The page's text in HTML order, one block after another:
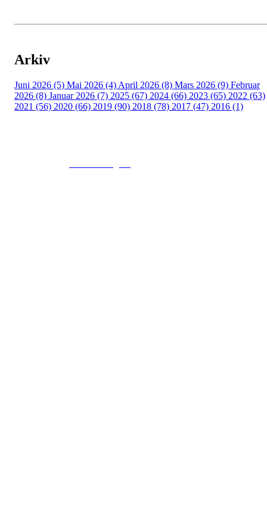
Arkiv
Juni 2026 (5) Mai 2026 (4) April 2026 (8) Mars 2026 (9) Februar
2026 (8) Januar 2026 (7) 2025 (67) 2024 (66) 2023 (65) 2022 (63)
2021 (56) 2020 (66) 2019 (90) 2018 (78) 2017 (47) 2016 (1)